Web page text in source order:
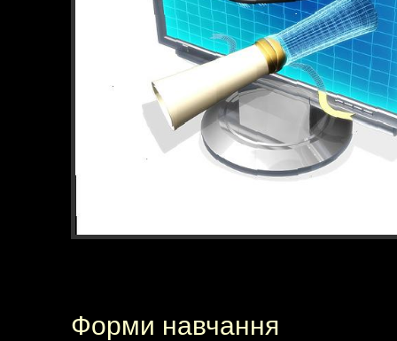
Форми навчання